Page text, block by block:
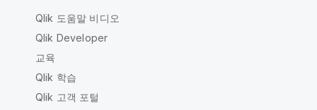
Qlik 도움말 비디오
Qlik Developer
교육
Qlik 학습
Qlik 고객 포털